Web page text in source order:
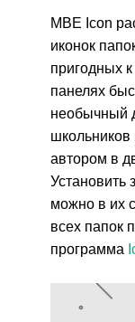
MBE Icon
иконок
пригодных
панелях
необычный
школьников
автором в
Установить
можно в их
всех папок
программа